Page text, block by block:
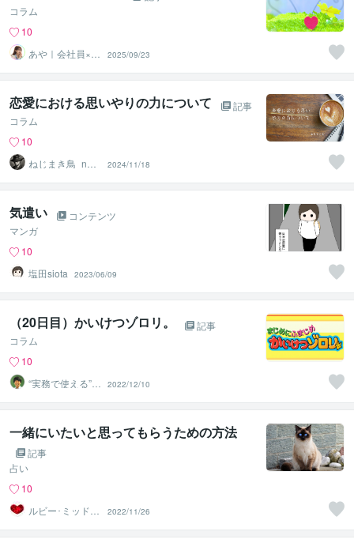
コラム
10
あや｜会社員×悩
み相談_二刀流メ
ガネ女子
2025/09/23
恋愛における思いやりの力について
記事
コラム
10
ねじまき鳥_nezi
makidori
2024/11/18
気遣い
コンテンツ
マンガ
10
塩田siota
2023/06/09
（20日目）かいけつゾロリ。
記事
コラム
10
“実務で使える”改
善パートナー／
かめきち
2022/12/10
一緒にいたいと思ってもらうための方法
記事
占い
10
ルビー･ミッドナ
イト
2022/11/26